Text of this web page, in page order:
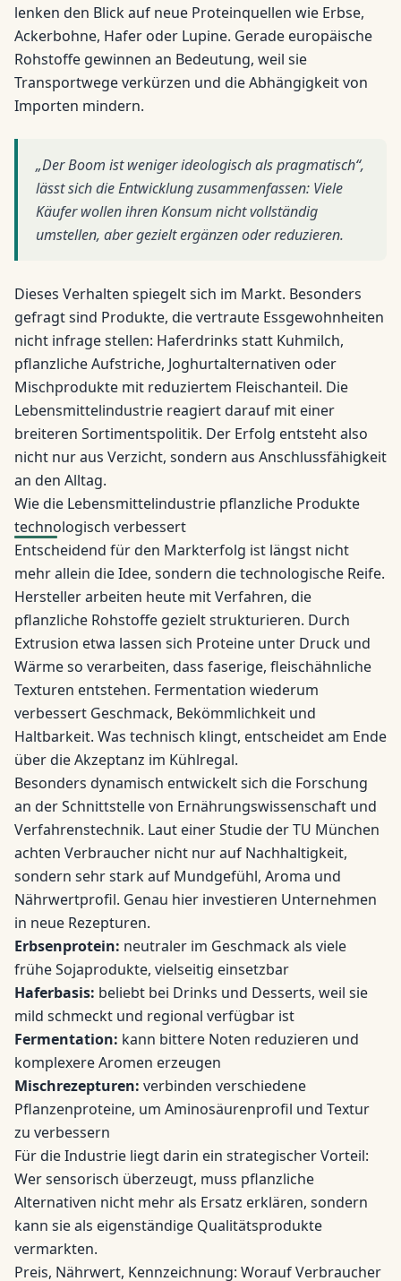
lenken den Blick auf neue Proteinquellen wie Erbse,
Ackerbohne, Hafer oder Lupine. Gerade europäische
Rohstoffe gewinnen an Bedeutung, weil sie
Transportwege verkürzen und die Abhängigkeit von
Importen mindern.
„Der Boom ist weniger ideologisch als pragmatisch“,
lässt sich die Entwicklung zusammenfassen: Viele
Käufer wollen ihren Konsum nicht vollständig
umstellen, aber gezielt ergänzen oder reduzieren.
Dieses Verhalten spiegelt sich im Markt. Besonders
gefragt sind Produkte, die vertraute Essgewohnheiten
nicht infrage stellen: Haferdrinks statt Kuhmilch,
pflanzliche Aufstriche, Joghurtalternativen oder
Mischprodukte mit reduziertem Fleischanteil. Die
Lebensmittelindustrie reagiert darauf mit einer
breiteren Sortimentspolitik. Der Erfolg entsteht also
nicht nur aus Verzicht, sondern aus Anschlussfähigkeit
an den Alltag.
Wie die Lebensmittelindustrie pflanzliche Produkte
technologisch verbessert
Entscheidend für den Markterfolg ist längst nicht
mehr allein die Idee, sondern die technologische Reife.
Hersteller arbeiten heute mit Verfahren, die
pflanzliche Rohstoffe gezielt strukturieren. Durch
Extrusion etwa lassen sich Proteine unter Druck und
Wärme so verarbeiten, dass faserige, fleischähnliche
Texturen entstehen. Fermentation wiederum
verbessert Geschmack, Bekömmlichkeit und
Haltbarkeit. Was technisch klingt, entscheidet am Ende
über die Akzeptanz im Kühlregal.
Besonders dynamisch entwickelt sich die Forschung
an der Schnittstelle von Ernährungswissenschaft und
Verfahrenstechnik. Laut einer Studie der TU München
achten Verbraucher nicht nur auf Nachhaltigkeit,
sondern sehr stark auf Mundgefühl, Aroma und
Nährwertprofil. Genau hier investieren Unternehmen
in neue Rezepturen.
Erbsenprotein: neutraler im Geschmack als viele
frühe Sojaprodukte, vielseitig einsetzbar
Haferbasis: beliebt bei Drinks und Desserts, weil sie
mild schmeckt und regional verfügbar ist
Fermentation: kann bittere Noten reduzieren und
komplexere Aromen erzeugen
Mischrezepturen: verbinden verschiedene
Pflanzenproteine, um Aminosäurenprofil und Textur
zu verbessern
Für die Industrie liegt darin ein strategischer Vorteil:
Wer sensorisch überzeugt, muss pflanzliche
Alternativen nicht mehr als Ersatz erklären, sondern
kann sie als eigenständige Qualitätsprodukte
vermarkten.
Preis, Nährwert, Kennzeichnung: Worauf Verbraucher